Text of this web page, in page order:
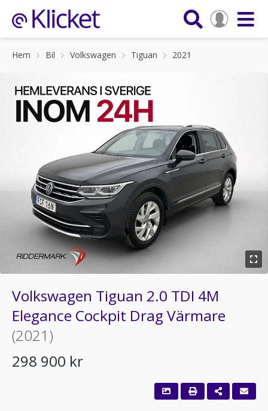
Hem Bil Volkswagen Tiguan 2021
Volkswagen Tiguan 2.0 TDI 4M
Elegance Cockpit Drag Värmare
(2021)
298 900 kr